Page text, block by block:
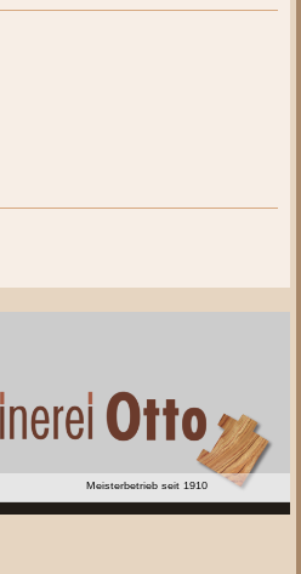
Meisterbetrieb seit 1910